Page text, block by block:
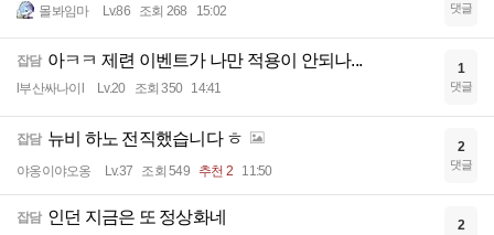
몰봐임마 Lv.86 조회 268 15:02 댓글
잡담 아ㅋㅋ 제련 이벤트가 나만 적용이 안되나...
l부산싸나이l Lv.20 조회 350 14:41
1
댓글
잡담 뉴비 하노 전직했습니다 ㅎ
야옹이야오옹 Lv.37 조회 549 추천 2 11:50
2
댓글
잡담 인던 지금은 또 정상화네 2